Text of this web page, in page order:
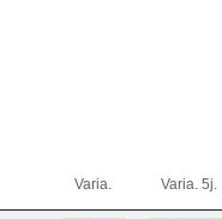
Varia. Varia. 5j.